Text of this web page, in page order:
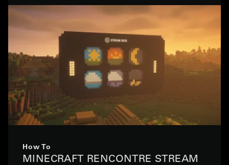
How To
MINECRAFT RENCONTRE STREAM